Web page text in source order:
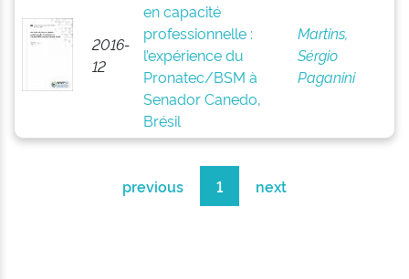
2016-
12
en capacité
professionnelle :
l’expérience du
Pronatec/BSM à
Senador Canedo,
Brésil
Martins,
Sérgio
Paganini
previous 1 next